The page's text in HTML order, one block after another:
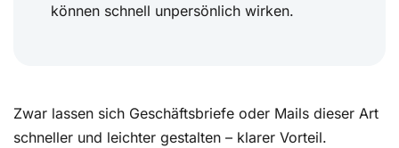
können schnell unpersönlich wirken.
Zwar lassen sich Geschäftsbriefe oder Mails dieser Art
schneller und leichter gestalten – klarer Vorteil.